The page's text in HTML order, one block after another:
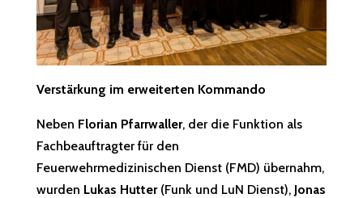
Verstärkung im erweiterten Kommando
Neben Florian Pfarrwaller, der die Funktion als
Fachbeauftragter für den
Feuerwehrmedizinischen Dienst (FMD) übernahm,
wurden Lukas Hutter(Funk und LuN Dienst), Jonas